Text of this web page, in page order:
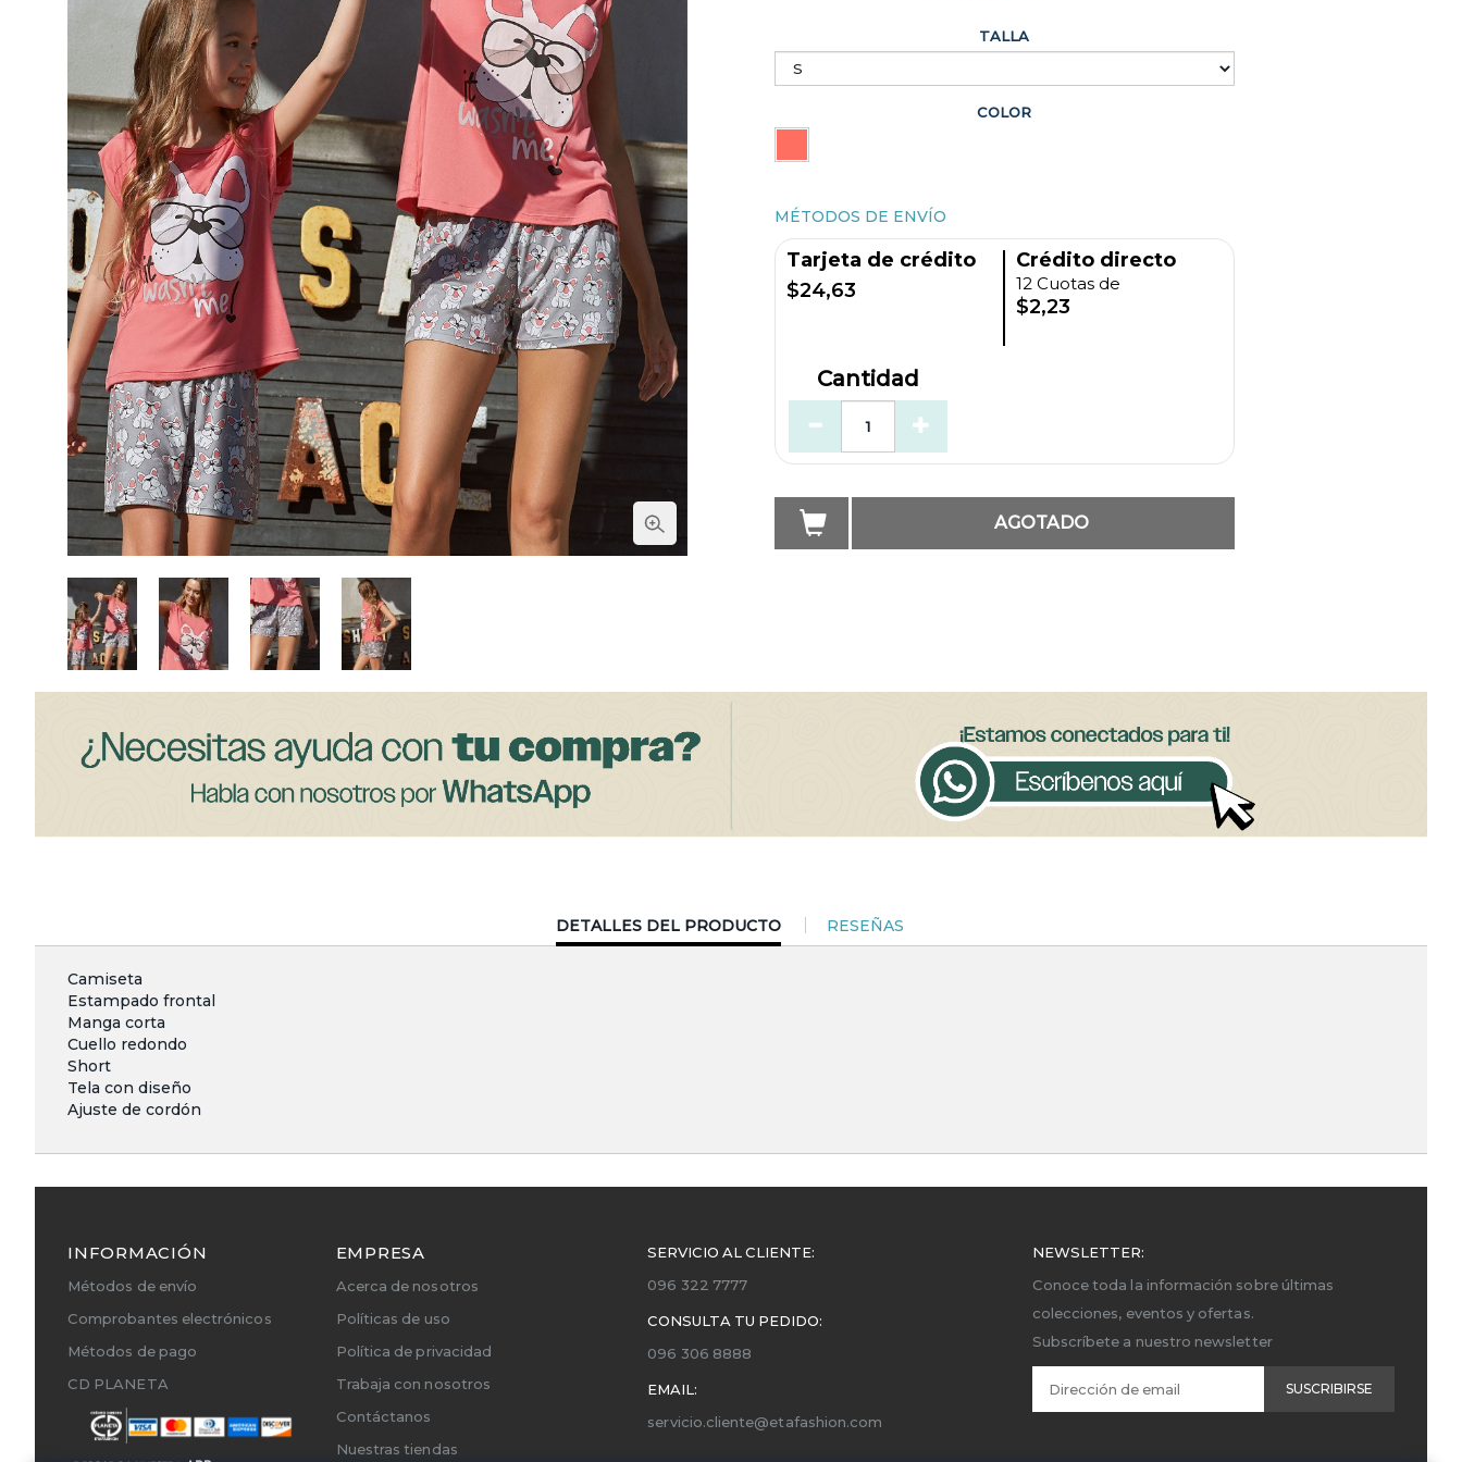
TALLA
COLOR
MÉTODOS DE ENVÍO
Tarjeta de crédito
$24,63
Crédito directo
12 Cuotas de
$2,23
Cantidad
AGOTADO
CURRENT
TAB:
DETALLES DEL PRODUCTO RESEÑAS
Camiseta
Estampado frontal
Manga corta
Cuello redondo
Short
Tela con diseño
Ajuste de cordón
INFORMACIÓN
Métodos de envío
Comprobantes electrónicos
Métodos de pago
CD PLANETA
EMPRESA
Acerca de nosotros
Políticas de uso
Política de privacidad
Trabaja con nosotros
Contáctanos
Nuestras tiendas
SERVICIO AL CLIENTE:
096 322 7777
CONSULTA TU PEDIDO:
096 306 8888
EMAIL:
servicio.cliente@etafashion.com
NEWSLETTER:
Conoce toda la información sobre últimas
colecciones, eventos y ofertas.
Subscríbete a nuestro newsletter
SUSCRIBIRSE